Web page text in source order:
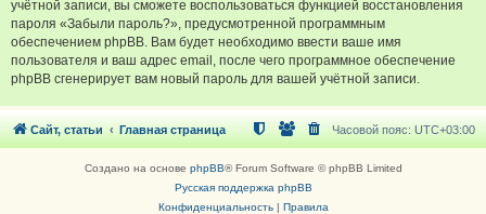
учётной записи, вы сможете воспользоваться функцией восстановления
пароля «Забыли пароль?», предусмотренной программным
обеспечением phpBB. Вам будет необходимо ввести ваше имя
пользователя и ваш адрес email, после чего программное обеспечение
phpBB сгенерирует вам новый пароль для вашей учётной записи.
Сайт, статьи Главная страница Часовой пояс: UTC+03:00
Создано на основе phpBB® Forum Software © phpBB Limited
Русская поддержка phpBB
Конфиденциальность| Правила